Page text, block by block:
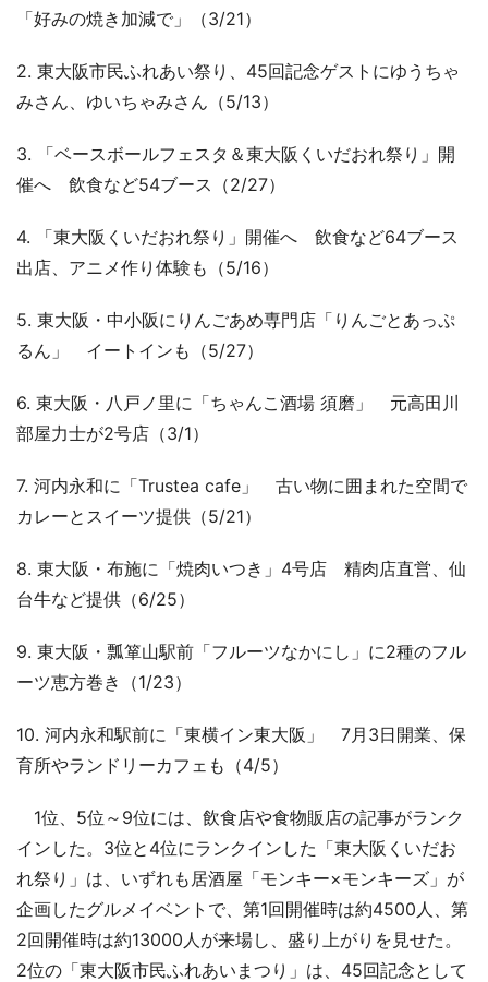
「好みの焼き加減で」（3/21）
2. 東大阪市民ふれあい祭り、45回記念ゲストにゆうちゃ
みさん、ゆいちゃみさん（5/13）
3. 「ベースボールフェスタ＆東大阪くいだおれ祭り」開
催へ 飲食など54ブース（2/27）
4. 「東大阪くいだおれ祭り」開催へ 飲食など64ブース
出店、アニメ作り体験も（5/16）
5. 東大阪・中小阪にりんごあめ専門店「りんごとあっぷ
るん」 イートインも（5/27）
6. 東大阪・八戸ノ里に「ちゃんこ酒場 須磨」 元高田川
部屋力士が2号店（3/1）
7. 河内永和に「Trustea cafe」 古い物に囲まれた空間で
カレーとスイーツ提供（5/21）
8. 東大阪・布施に「焼肉いつき」4号店 精肉店直営、仙
台牛など提供（6/25）
9. 東大阪・瓢箪山駅前「フルーツなかにし」に2種のフル
ーツ恵方巻き（1/23）
10. 河内永和駅前に「東横イン東大阪」 7月3日開業、保
育所やランドリーカフェも（4/5）
1位、5位～9位には、飲食店や食物販店の記事がランク
インした。3位と4位にランクインした「東大阪くいだお
れ祭り」は、いずれも居酒屋「モンキー×モンキーズ」が
企画したグルメイベントで、第1回開催時は約4500人、第
2回開催時は約13000人が来場し、盛り上がりを見せた。
2位の「東大阪市民ふれあいまつり」は、45回記念として